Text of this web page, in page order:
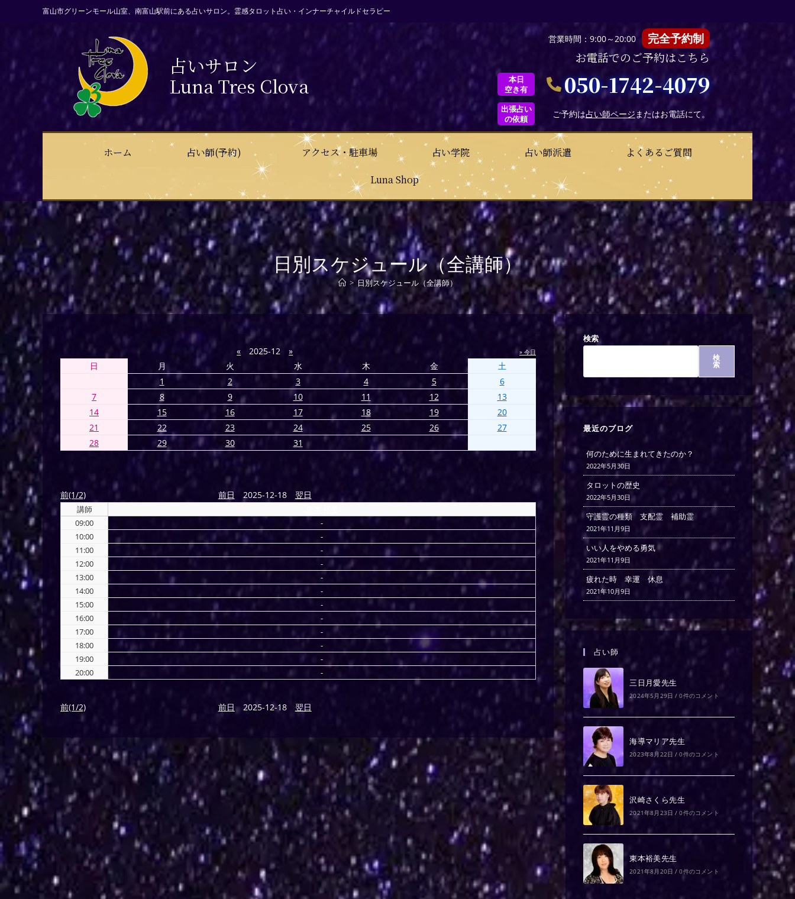
富山市グリーンモール山室、南富山駅前にある占いサロン。霊感タロット占い・インナーチャイルドセラピー
占いサロン
Luna Tres Clova
営業時間：9:00～20:00 完全予約制
お電話でのご予約はこちら
本日
空き有
050-1742-4079
出張占い
の依頼
ご予約は占い師ページまたはお電話にて。
ホーム 占い師(予約) アクセス・駐車場 占い学院 占い師派遣
よくあるご質問
Luna Shop
日別スケジュール（全講師）
> 日別スケジュール（全講師）
« 2025-12 » » 今日
日 月 火 水 木 金
土
1
2 3 4 5
6
7
8 9 10 11 12
13
14
15 16 17 18 19
20
21
22 23 24 25 26
27
28
29 30 31
前(1/2) 前日 2025-12-18 翌日
講師
09:00
-
10:00
-
11:00
-
12:00
-
13:00
-
14:00
-
15:00
-
16:00
-
17:00
-
18:00
-
19:00
-
20:00
-
前(1/2) 前日 2025-12-18 翌日
検索
検
索
最近のブログ
何のために生まれてきたのか？
2022年5月30日
タロットの歴史
2022年5月30日
守護霊の種類 支配霊 補助霊
2021年11月9日
いい人をやめる勇気
2021年11月9日
疲れた時 幸運 休息
2021年10月9日
占い師
三日月愛先生
2024年5月29日 / 0件のコメント
海導マリア先生
2023年8月22日 / 0件のコメント
沢崎さくら先生
2021年8月23日 / 0件のコメント
東本裕美先生
2021年8月20日 / 0件のコメント